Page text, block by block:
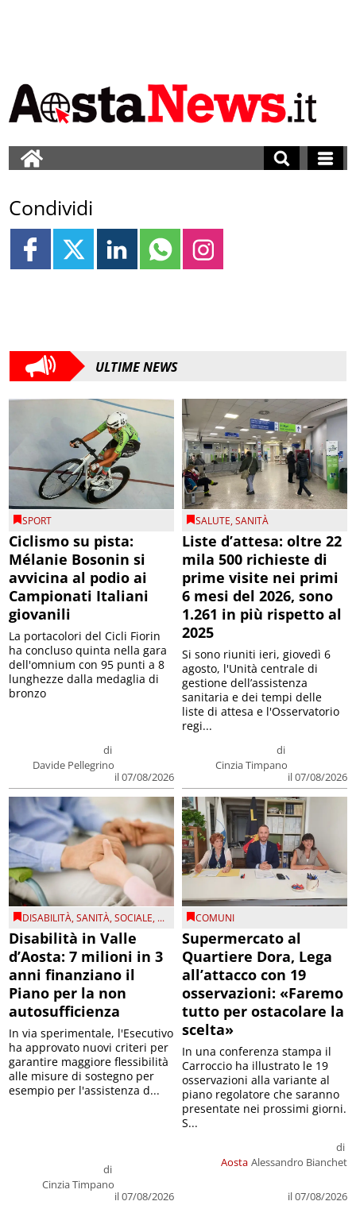
Condividi
ULTIME NEWS
SPORT
Ciclismo su pista:
Mélanie Bosonin si
avvicina al podio ai
Campionati Italiani
giovanili
di
Davide Pellegrino
il 07/08/2026
La portacolori del Cicli Fiorin
ha concluso quinta nella gara
dell'omnium con 95 punti a 8
lunghezze dalla medaglia di
bronzo
SALUTE,SANITÀ
Liste d’attesa: oltre 22
mila 500 richieste di
prime visite nei primi
6 mesi del 2026, sono
1.261 in più rispetto al
2025
di
Cinzia Timpano
il 07/08/2026
Si sono riuniti ieri, giovedì 6
agosto, l'Unità centrale di
gestione dell’assistenza
sanitaria e dei tempi delle
liste di attesa e l'Osservatorio
regi...
DISABILITÀ,SANITÀ,SOCIALE, ...
Disabilità in Valle
d’Aosta: 7 milioni in 3
anni finanziano il
Piano per la non
autosufficienza
di
Cinzia Timpano
il 07/08/2026
In via sperimentale, l'Esecutivo
ha approvato nuovi criteri per
garantire maggiore flessibilità
alle misure di sostegno per
esempio per l'assistenza d...
COMUNI
Supermercato al
Quartiere Dora, Lega
all’attacco con 19
osservazioni: «Faremo
tutto per ostacolare la
scelta»
Aosta
di
Alessandro Bianchet
il 07/08/2026
In una conferenza stampa il
Carroccio ha illustrato le 19
osservazioni alla variante al
piano regolatore che saranno
presentate nei prossimi giorni.
S...